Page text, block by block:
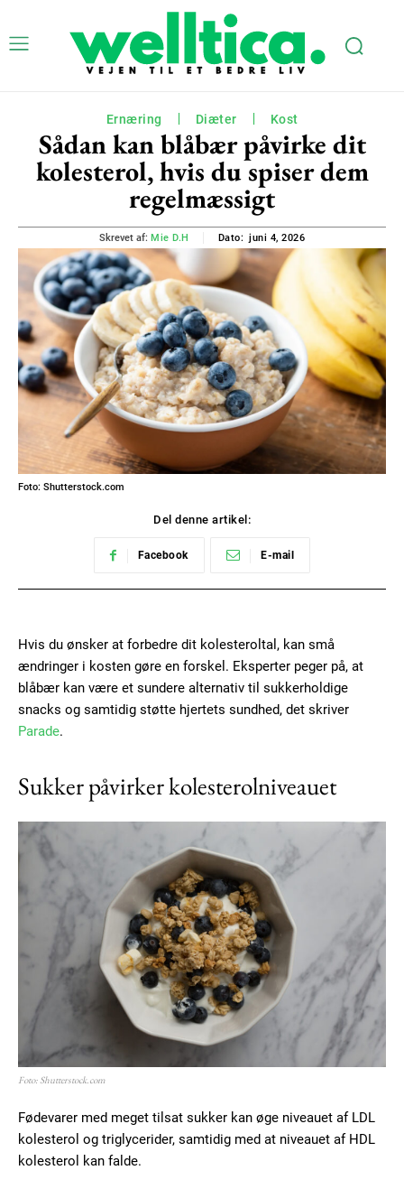
Ernæring Diæter Kost
Sådan kan blåbær påvirke dit
kolesterol, hvis du spiser dem
regelmæssigt
Skrevet af: Mie D.H Dato: juni 4, 2026
Foto: Shutterstock.com
Del denne artikel:
Facebook E-mail
Hvis du ønsker at forbedre dit kolesteroltal, kan små
ændringer i kosten gøre en forskel. Eksperter peger på, at
blåbær kan være et sundere alternativ til sukkerholdige
snacks og samtidig støtte hjertets sundhed, det skriver
Parade.
Sukker påvirker kolesterolniveauet
Foto: Shutterstock.com
Fødevarer med meget tilsat sukker kan øge niveauet af LDL
kolesterol og triglycerider, samtidig med at niveauet af HDL
kolesterol kan falde.